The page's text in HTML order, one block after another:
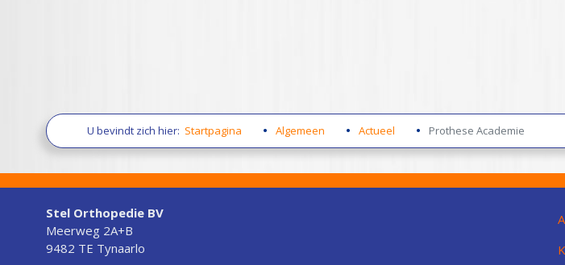
U bevindt zich hier: Startpagina Algemeen Actueel Prothese Academie
Stel Orthopedie BV
Meerweg 2A+B
9482 TE Tynaarlo